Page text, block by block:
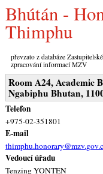
Bhútán - Honorární konzulát
Thimphu
převzato z databáze
zpracování informací MZV
Room A24, Academic
Ngabiphu Bhutan,
Telefon
+975-02-351801
E-mail
Vedoucí úřadu
Tenzing YONTEN